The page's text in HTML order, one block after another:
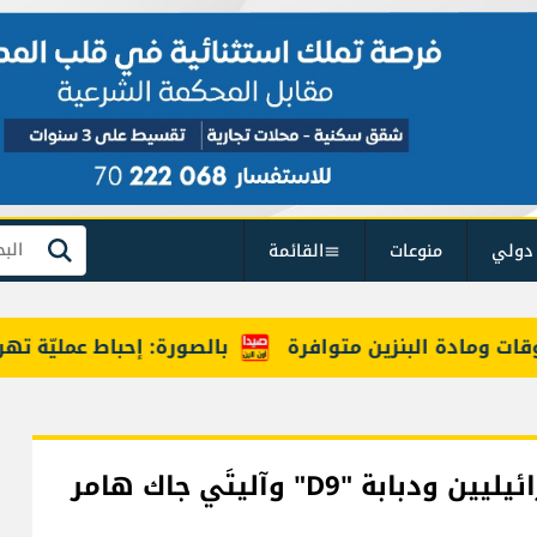
منوعات القائمة بحث
بالصورة: إحباط عمليّة البنزين متوافرة
"حزب الله": استهداف تجمع لجنود إسرائيليين ودبابة "D9" وآليتَي جاك هامر